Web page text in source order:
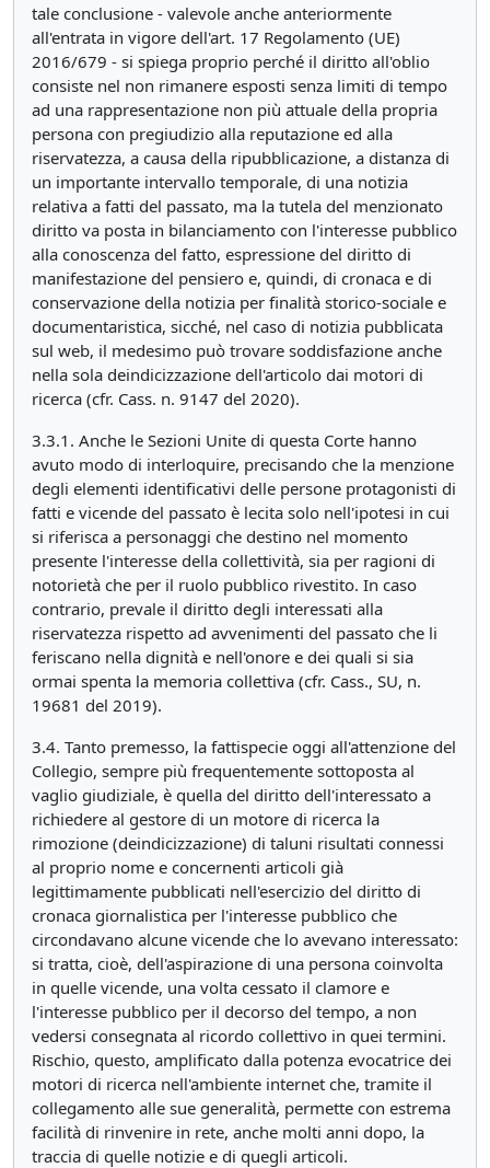
tale conclusione - valevole anche anteriormente
all'entrata in vigore dell'art. 17 Regolamento (UE)
2016/679 - si spiega proprio perché il diritto all'oblio
consiste nel non rimanere esposti senza limiti di tempo
ad una rappresentazione non più attuale della propria
persona con pregiudizio alla reputazione ed alla
riservatezza, a causa della ripubblicazione, a distanza di
un importante intervallo temporale, di una notizia
relativa a fatti del passato, ma la tutela del menzionato
diritto va posta in bilanciamento con l'interesse pubblico
alla conoscenza del fatto, espressione del diritto di
manifestazione del pensiero e, quindi, di cronaca e di
conservazione della notizia per finalità storico-sociale e
documentaristica, sicché, nel caso di notizia pubblicata
sul web, il medesimo può trovare soddisfazione anche
nella sola deindicizzazione dell'articolo dai motori di
ricerca (cfr. Cass. n. 9147 del 2020).
3.3.1. Anche le Sezioni Unite di questa Corte hanno
avuto modo di interloquire, precisando che la menzione
degli elementi identificativi delle persone protagonisti di
fatti e vicende del passato è lecita solo nell'ipotesi in cui
si riferisca a personaggi che destino nel momento
presente l'interesse della collettività, sia per ragioni di
notorietà che per il ruolo pubblico rivestito. In caso
contrario, prevale il diritto degli interessati alla
riservatezza rispetto ad avvenimenti del passato che li
feriscano nella dignità e nell'onore e dei quali si sia
ormai spenta la memoria collettiva (cfr. Cass., SU, n.
19681 del 2019).
3.4. Tanto premesso, la fattispecie oggi all'attenzione del
Collegio, sempre più frequentemente sottoposta al
vaglio giudiziale, è quella del diritto dell'interessato a
richiedere al gestore di un motore di ricerca la
rimozione (deindicizzazione) di taluni risultati connessi
al proprio nome e concernenti articoli già
legittimamente pubblicati nell'esercizio del diritto di
cronaca giornalistica per l'interesse pubblico che
circondavano alcune vicende che lo avevano interessato:
si tratta, cioè, dell'aspirazione di una persona coinvolta
in quelle vicende, una volta cessato il clamore e
l'interesse pubblico per il decorso del tempo, a non
vedersi consegnata al ricordo collettivo in quei termini.
Rischio, questo, amplificato dalla potenza evocatrice dei
motori di ricerca nell'ambiente internet che, tramite il
collegamento alle sue generalità, permette con estrema
facilità di rinvenire in rete, anche molti anni dopo, la
traccia di quelle notizie e di quegli articoli.